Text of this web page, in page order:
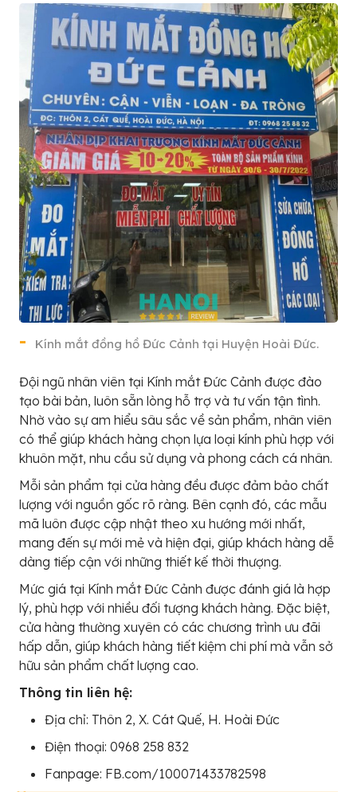
Kính mắt đồng hồ Đức Cảnh tại Huyện Hoài Đức.
Đội ngũ nhân viên tại Kính mắt Đức Cảnh được đào
tạo bài bản, luôn sẵn lòng hỗ trợ và tư vấn tận tình.
Nhờ vào sự am hiểu sâu sắc về sản phẩm, nhân viên
có thể giúp khách hàng chọn lựa loại kính phù hợp với
khuôn mặt, nhu cầu sử dụng và phong cách cá nhân.
Mỗi sản phẩm tại cửa hàng đều được đảm bảo chất
lượng với nguồn gốc rõ ràng. Bên cạnh đó, các mẫu
mã luôn được cập nhật theo xu hướng mới nhất,
mang đến sự mới mẻ và hiện đại, giúp khách hàng dễ
dàng tiếp cận với những thiết kế thời thượng.
Mức giá tại Kính mắt Đức Cảnh được đánh giá là hợp
lý, phù hợp với nhiều đối tượng khách hàng. Đặc biệt,
cửa hàng thường xuyên có các chương trình ưu đãi
hấp dẫn, giúp khách hàng tiết kiệm chi phí mà vẫn sở
hữu sản phẩm chất lượng cao.
Thông tin liên hệ:
Địa chỉ: Thôn 2, X. Cát Quế, H. Hoài Đức
Điện thoại: 0968 258 832
Fanpage: FB.com/100071433782598